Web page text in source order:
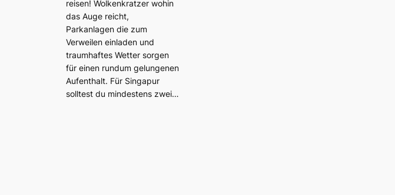
reisen! Wolkenkratzer wohin
das Auge reicht,
Parkanlagen die zum
Verweilen einladen und
traumhaftes Wetter sorgen
für einen rundum gelungenen
Aufenthalt. Für Singapur
solltest du mindestens zwei…